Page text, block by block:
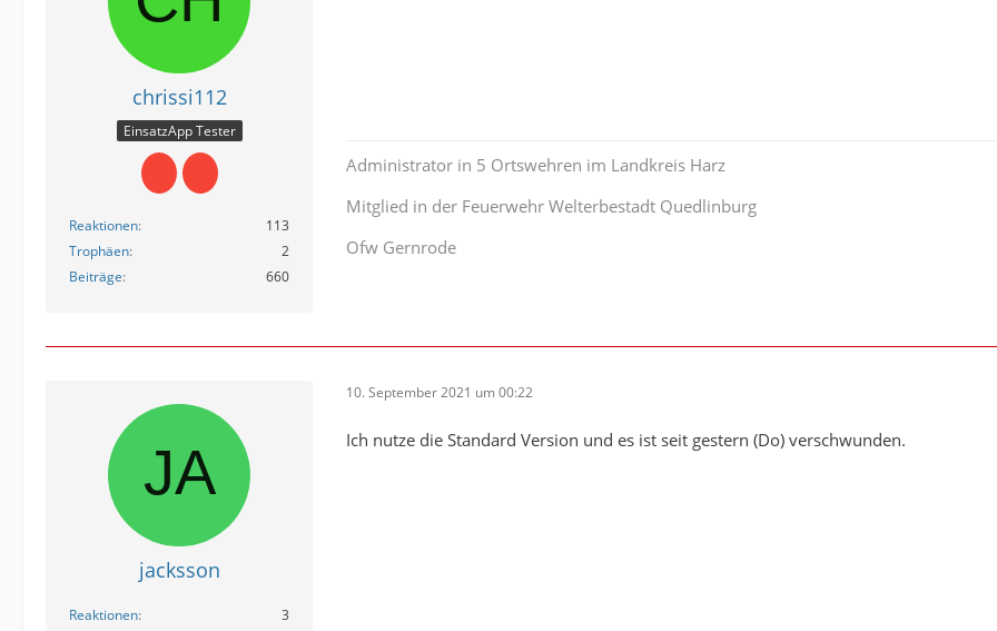
chrissi112
EinsatzApp Tester
Reaktionen
113
Trophäen
2
Beiträge
660
Administrator in 5 Ortswehren im Landkreis Harz
Mitglied in der Feuerwehr Welterbestadt Quedlinburg
Ofw Gernrode
jacksson
Reaktionen
3
10. September 2021 um 00:22
Ich nutze die Standard Version und es ist seit gestern (Do) verschwunden.